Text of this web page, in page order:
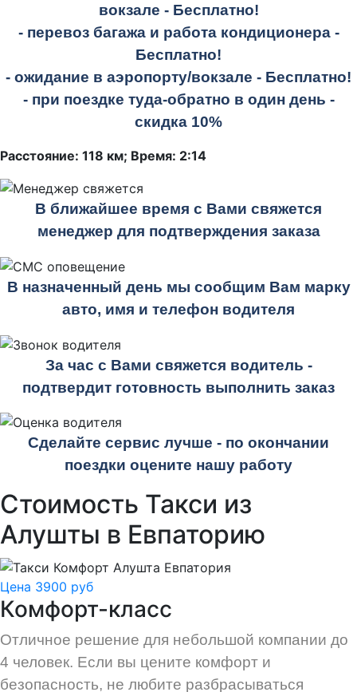
вокзале - Бесплатно!
- перевоз багажа и работа кондиционера -
Бесплатно!
- ожидание в аэропорту/вокзале - Бесплатно!
- при поездке туда-обратно в один день -
скидка 10%
Расстояние: 118 км; Время: 2:14
В ближайшее время с Вами свяжется
менеджер для подтверждения заказа
В назначенный день мы сообщим Вам марку
авто, имя и телефон водителя
За час с Вами свяжется водитель -
подтвердит готовность выполнить заказ
Сделайте сервис лучше - по окончании
поездки оцените нашу работу
Стоимость Такси из
Алушты в Евпаторию
Цена 3900 руб
Комфорт-класс
Отличное решение для небольшой компании до
4 человек. Если вы цените комфорт и
безопасность, не любите разбрасываться